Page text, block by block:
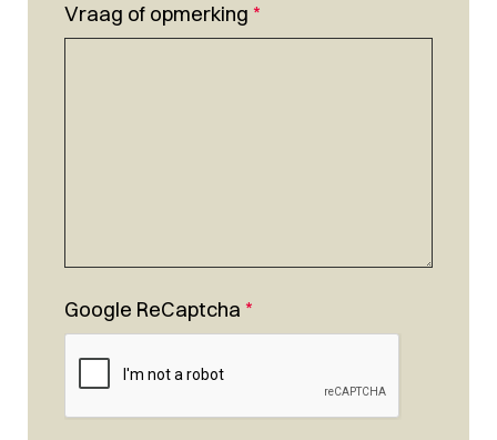
Vraag of opmerking *
Google ReCaptcha *